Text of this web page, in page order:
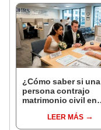
¿Cómo saber si una
persona contrajo
matrimonio civil en
LEER MÁS